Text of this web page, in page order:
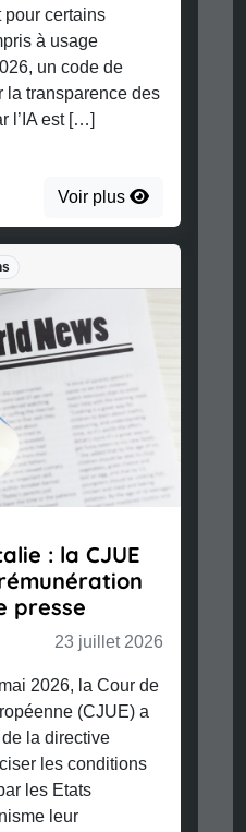
pour certains
à usage
un code de
la transparence des
l’IA est […]
Voir plus
: la CJUE
presse
23 juillet 2026
2026, la Cour de
(CJUE) a
de la directive
les conditions
les Etats
leur